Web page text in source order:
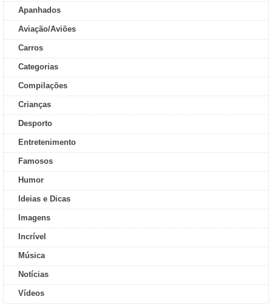
Apanhados
Aviação/Aviões
Carros
Categorias
Compilações
Crianças
Desporto
Entretenimento
Famosos
Humor
Ideias e Dicas
Imagens
Incrível
Música
Notícias
Vídeos